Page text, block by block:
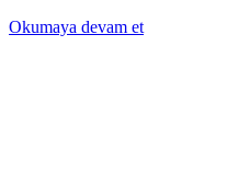
Okumaya devam et